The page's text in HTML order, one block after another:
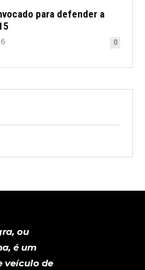
para defender a
0
ou
é um
veículo de